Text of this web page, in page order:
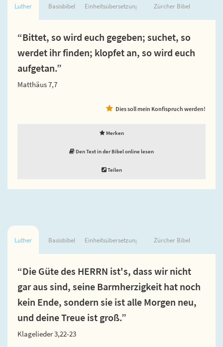
Luther Basisbibel Einheitsübersetzung Zürcher Bibel
“Bittet, so wird euch gegeben; suchet, so
werdet ihr finden; klopfet an, so wird euch
aufgetan.”
Matthäus 7,7
Dies soll mein Konfispruch werden!
Merken
Den Text in der Bibel online lesen
Teilen
Luther Basisbibel Einheitsübersetzung Zürcher Bibel
“Die Güte des HERRN ist's, dass wir nicht
gar aus sind, seine Barmherzigkeit hat noch
kein Ende, sondern sie ist alle Morgen neu,
und deine Treue ist groß.”
Klagelieder 3,22-23